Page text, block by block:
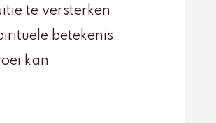
te versterken
betekenis
kan